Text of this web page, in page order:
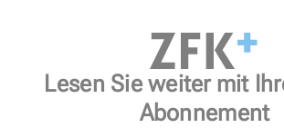
Lesen Sie weiter mit
Abonnement